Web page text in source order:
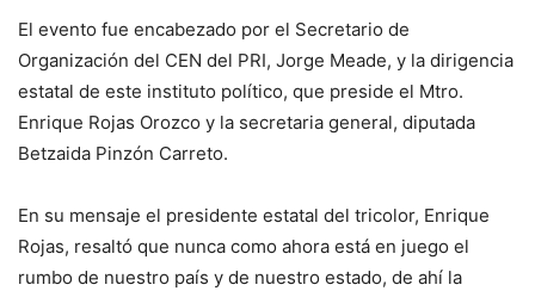
El evento fue encabezado por el Secretario de
Organización del CEN del PRI, Jorge Meade, y la dirigencia
estatal de este instituto político, que preside el Mtro.
Enrique Rojas Orozco y la secretaria general, diputada
Betzaida Pinzón Carreto.
En su mensaje el presidente estatal del tricolor, Enrique
Rojas, resaltó que nunca como ahora está en juego el
rumbo de nuestro país y de nuestro estado, de ahí la